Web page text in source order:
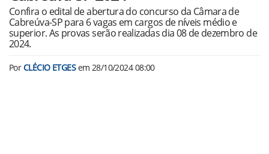
Confira o edital de abertura do concurso da Câmara de
Cabreúva-SP para 6 vagas em cargos de níveis médio e
superior. As provas serão realizadas dia 08 de dezembro de
2024.
PorCLÉCIO ETGESem 28/10/2024 08:00